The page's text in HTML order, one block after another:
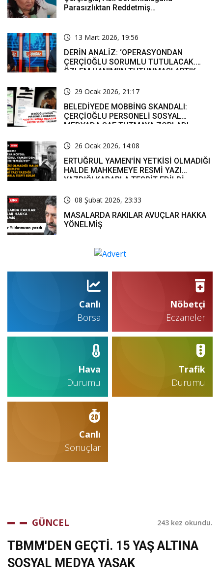
Parasızlıktan Reddetmiş…
13 Mart 2026, 19:56
DERİN ANALİZ: ‘OPERASYONDAN
ÇERÇİOĞLU SORUMLU TUTULACAK.
ÖZLEM HANIM’IN TUTUNMASI ARTIK
29 Ocak 2026, 21:17
BELEDİYEDE MOBBİNG SKANDALI:
ÇERÇİOĞLU PERSONELİ SOSYAL
MEDYADA SAF TUTMAYA ZORLADI
26 Ocak 2026, 14:08
ERTUĞRUL YAMEN'İN YETKİSİ OLMADIĞI
HALDE MAHKEMEYE RESMİ YAZI
YAZDIĞI KARARLA TESPİT EDİLDİ
08 Şubat 2026, 23:33
MASALARDA RAKILAR AVUÇLAR HAKKA
YÖNELMİŞ
Canlı
Borsa
Nöbetçi
Eczaneler
Hava
Durumu
Trafik
Durumu
Canlı
Sonuçlar
GÜNCEL 243 kez okundu.
TBMM'DEN GEÇTİ. 15 YAŞ ALTINA
SOSYAL MEDYA YASAK